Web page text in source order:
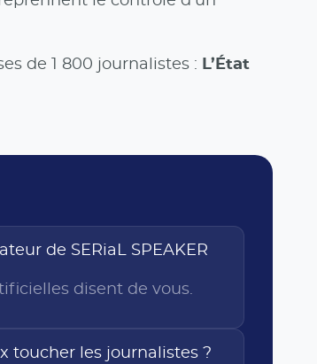
de 1 800 journalistes : L’État
de SERiaL SPEAKER
disent de vous.
toucher les journalistes ?